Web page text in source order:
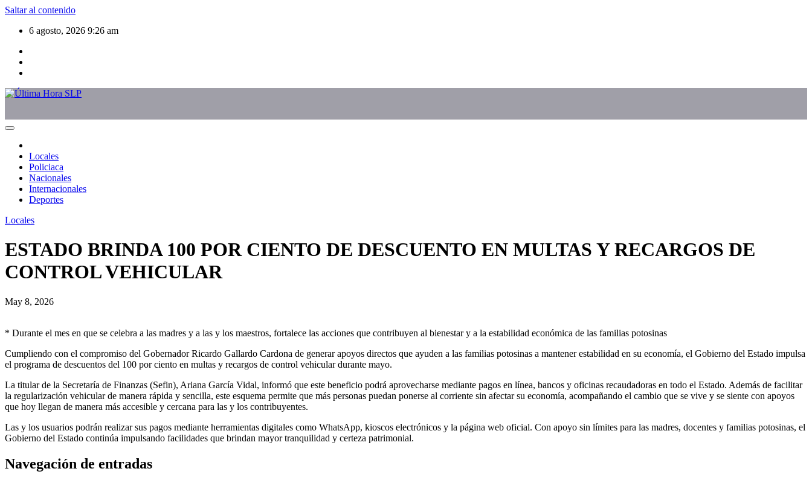
Saltar al contenido
6 agosto, 2026 9:26 am
Locales
Policiaca
Nacionales
Internacionales
Deportes
Locales
ESTADO BRINDA 100 POR CIENTO DE DESCUENTO EN MULTAS Y RECARGOS DE
CONTROL VEHICULAR
May 8, 2026
* Durante el mes en que se celebra a las madres y a las y los maestros, fortalece las acciones que contribuyen al bienestar y a la estabilidad económica de las familias potosinas
Cumpliendo con el compromiso del Gobernador Ricardo Gallardo Cardona de generar apoyos directos que ayuden a las familias potosinas a mantener estabilidad en su economía, el Gobierno del Estado impulsa
el programa de descuentos del 100 por ciento en multas y recargos de control vehicular durante mayo.
La titular de la Secretaría de Finanzas (Sefin), Ariana García Vidal, informó que este beneficio podrá aprovecharse mediante pagos en línea, bancos y oficinas recaudadoras en todo el Estado. Además de facilitar
la regularización vehicular de manera rápida y sencilla, este esquema permite que más personas puedan ponerse al corriente sin afectar su economía, acompañando el cambio que se vive y se siente con apoyos
que hoy llegan de manera más accesible y cercana para las y los contribuyentes.
Las y los usuarios podrán realizar sus pagos mediante herramientas digitales como WhatsApp, kioscos electrónicos y la página web oficial. Con apoyo sin límites para las madres, docentes y familias potosinas, el
Gobierno del Estado continúa impulsando facilidades que brindan mayor tranquilidad y certeza patrimonial.
Navegación de entradas